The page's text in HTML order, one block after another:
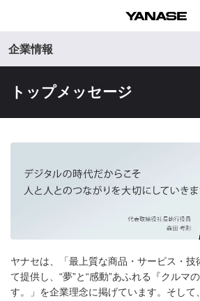
企業情報
トップメッセージ
ヤナセは、「最上質な商品・サービス・技
て提供し、“夢”と“感動”あふれる『クルマ
す。」を企業理念に掲げています。そして